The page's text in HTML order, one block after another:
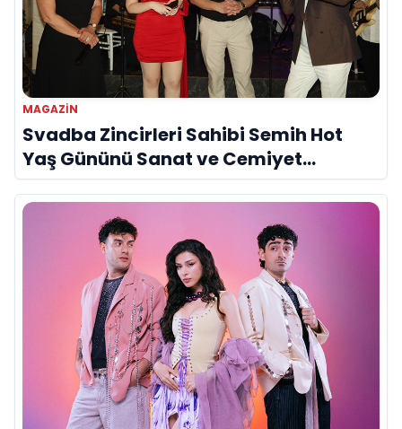
MAGAZIN
Svadba Zincirleri Sahibi Semih Hot
Yaş Gününü Sanat ve Cemiyet
Dünyasının Ünlü İsimleriyle Kutladı!